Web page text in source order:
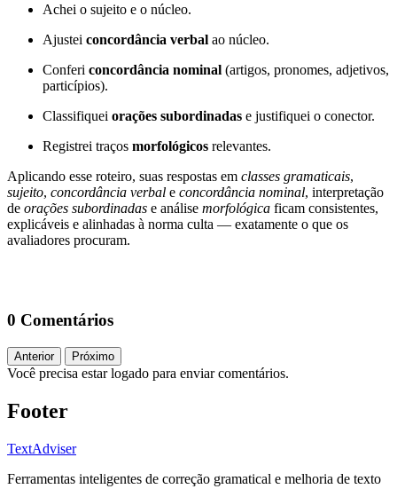
Achei o sujeito e o núcleo.
Ajustei concordância verbal ao núcleo.
Conferi concordância nominal (artigos, pronomes, adjetivos,
particípios).
Classifiquei orações subordinadas e justifiquei o conector.
Registrei traços morfológicos relevantes.
Aplicando esse roteiro, suas respostas em classes gramaticais,
sujeito, concordância verbal e concordância nominal, interpretação
de orações subordinadas e análise morfológica ficam consistentes,
explicáveis e alinhadas à norma culta — exatamente o que os
avaliadores procuram.
0 Comentários
Anterior Próximo
Você precisa estar logado para enviar comentários.
Footer
TextAdviser
Ferramentas inteligentes de correção gramatical e melhoria de texto